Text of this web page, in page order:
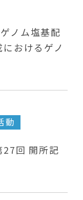
ノム塩基配
おけるゲノ
動
27回 開所記